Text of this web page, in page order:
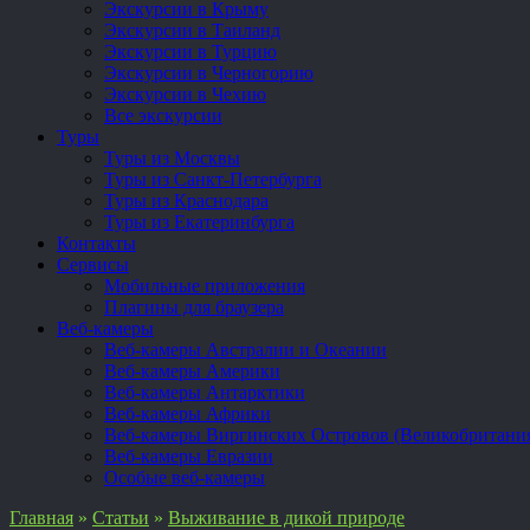
Экскурсии в Крыму
Экскурсии в Таиланд
Экскурсии в Турцию
Экскурсии в Черногорию
Экскурсии в Чехию
Все экскурсии
Туры
Туры из Москвы
Туры из Санкт-Петербурга
Туры из Краснодара
Туры из Екатеринбурга
Контакты
Сервисы
Мобильные приложения
Плагины для браузера
Веб-камеры
Веб-камеры Австралии и Океании
Веб-камеры Америки
Веб-камеры Антарктики
Веб-камеры Африки
Веб-камеры Виргинских Островов
Веб-камеры Евразии
Особые веб-камеры
Главная » Статьи » Выживание в дикой природе